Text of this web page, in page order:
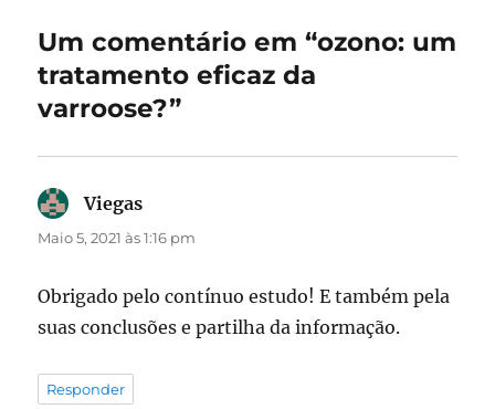
Um comentário em “ozono: um
tratamento eficaz da
varroose?”
Viegas
Maio 5, 2021 às 1:16 pm
Obrigado pelo contínuo estudo! E também pela
suas conclusões e partilha da informação.
Responder